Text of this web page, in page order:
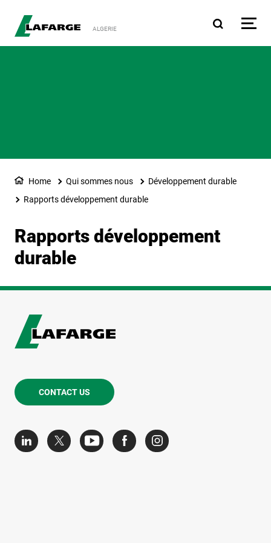
ALGERIE
Home Qui sommes nous
Développement durable
Rapports développement durable
Rapports développement
durable
CONTACT US